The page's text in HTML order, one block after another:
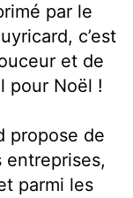
par le
c’est
et de
pour Noël !
propose de
entreprises,
parmi les